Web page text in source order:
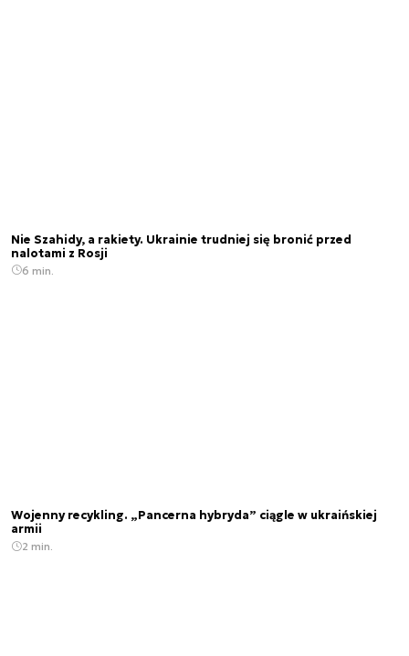
Nie Szahidy, a rakiety. Ukrainie trudniej się bronić przed
nalotami z Rosji
6 min.
Wojenny recykling. „Pancerna hybryda” ciągle w ukraińskiej
armii
2 min.